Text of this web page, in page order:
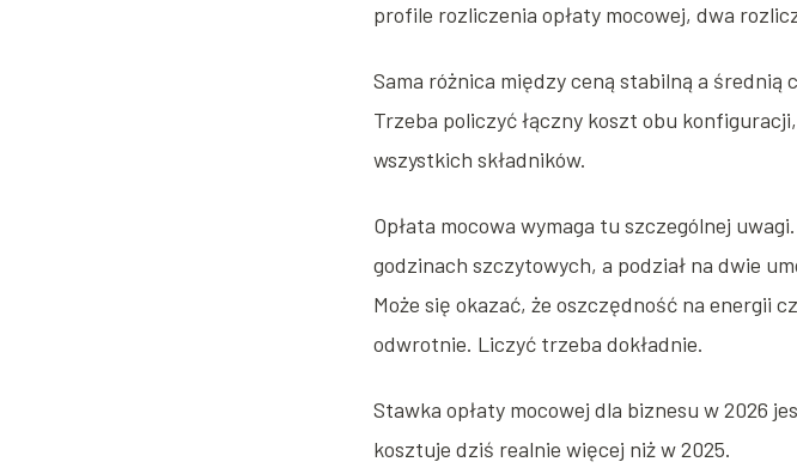
profile rozliczenia opłaty mocowej, dwa
Sama różnica między ceną stabilną a średnią
Trzeba policzyć łączny koszt obu
wszystkich składników.
Opłata mocowa wymaga tu szczególnej
godzinach szczytowych, a podział na dwie
Może się okazać, że oszczędność na energii
odwrotnie. Liczyć trzeba dokładnie.
Stawka opłaty mocowej dla biznesu w 2026
kosztuje dziś realnie więcej niż w 2025.